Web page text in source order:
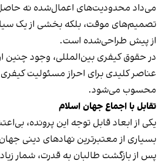
می‌داد محدودیت‌های اعمال‌شده نه
تصمیم‌های موقت، بلکه بخشی از یک
از پیش طراحی‌شده است.
در حقوق کیفری بین‌المللی، وجود چنین
عناصر کلیدی برای احراز مسئولیت
محسوب می‌شود.
تقابل با اجماع جهان اسلام
یکی از ابعاد قابل توجه این پرونده،
بسیاری از معتبرترین نهادهای دینی
پس از بازگشت طالبان به قدرت، شمار